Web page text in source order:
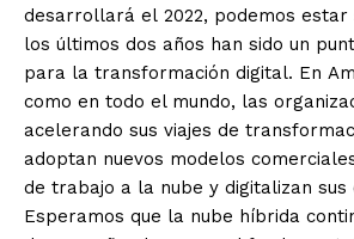
desarrollará el 2022, podemos estar
los últimos dos años han sido un
para la transformación digital. En
como en todo el mundo, las
acelerando sus viajes de
adoptan nuevos modelos
de trabajo a la nube y digitalizan sus
Esperamos que la nube híbrida